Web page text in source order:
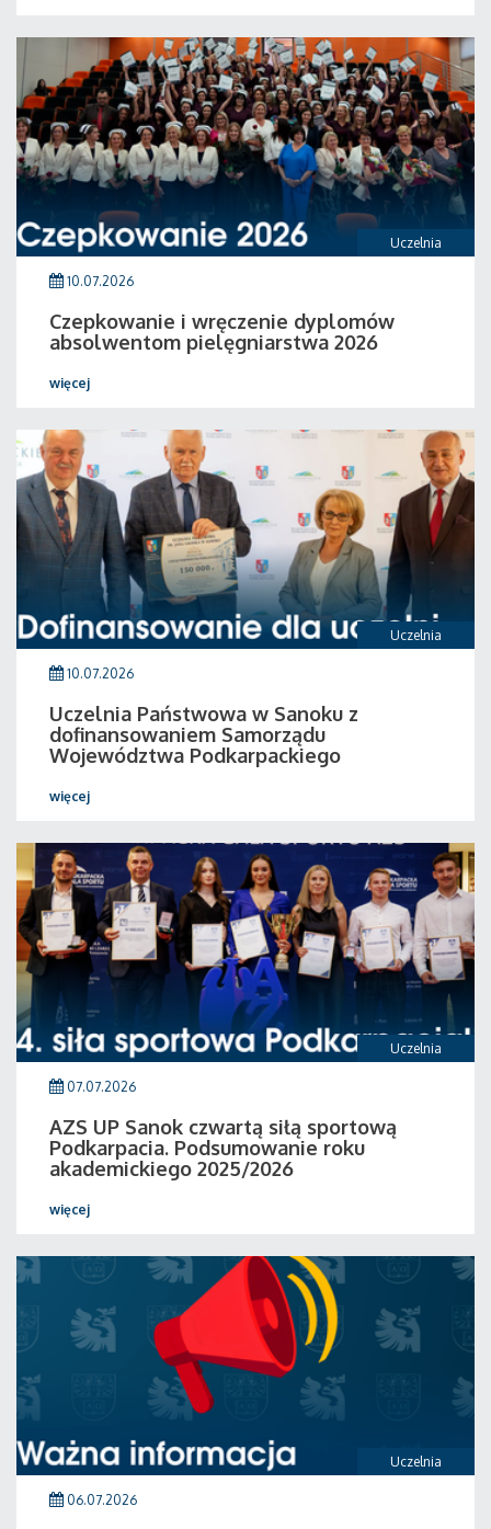
Uczelnia
10.07.2026
Czepkowanie i wręczenie dyplomów
absolwentom pielęgniarstwa 2026
więcej
Uczelnia
10.07.2026
Uczelnia Państwowa w Sanoku z
dofinansowaniem Samorządu
Województwa Podkarpackiego
więcej
Uczelnia
07.07.2026
AZS UP Sanok czwartą siłą sportową
Podkarpacia. Podsumowanie roku
akademickiego 2025/2026
więcej
Uczelnia
06.07.2026